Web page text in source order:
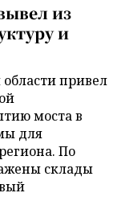
из
и
привел
моста в
для
По
склады